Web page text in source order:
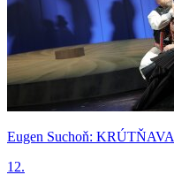
Eugen Suchoň: KRÚTŇAVA
12.